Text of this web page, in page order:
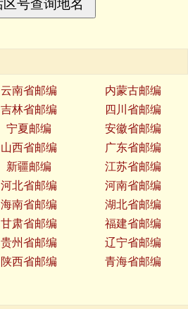
云南省邮编
内蒙古邮编
吉林省邮编
四川省邮编
宁夏邮编
安徽省邮编
山西省邮编
广东省邮编
新疆邮编
江苏省邮编
河北省邮编
河南省邮编
海南省邮编
湖北省邮编
甘肃省邮编
福建省邮编
贵州省邮编
辽宁省邮编
陕西省邮编
青海省邮编